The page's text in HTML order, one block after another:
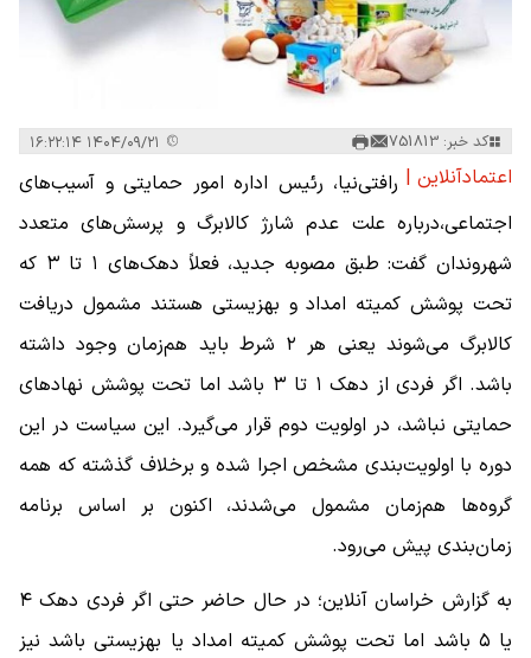
کد خبر: 751813
اعتمادآنلاین | رافتی‌نیا، رئیس اداره امور حمایتی و آسیب‌های
اجتماعی،درباره علت عدم شارژ کالابرگ و پرسش‌های متعدد
شهروندان گفت: طبق مصوبه جدید، فعلاً دهک‌های ۱ تا ۳ که
تحت پوشش کمیته امداد و بهزیستی هستند مشمول دریافت
کالابرگ می‌شوند یعنی هر ۲ شرط باید هم‌زمان وجود داشته
باشد. اگر فردی از دهک ۱ تا ۳ باشد اما تحت پوشش نهادهای
حمایتی نباشد، در اولویت دوم قرار می‌گیرد. این سیاست در این
دوره با اولویت‌بندی مشخص اجرا شده و برخلاف گذشته که همه
گروه‌ها هم‌زمان مشمول می‌شدند، اکنون بر اساس برنامه‌
زمان‌بندی پیش می‌رود.
به گزارش خراسان آنلاین؛ در حال حاضر حتی اگر فردی دهک ۴
یا ۵ باشد اما تحت پوشش کمیته امداد یا بهزیستی باشد نیز